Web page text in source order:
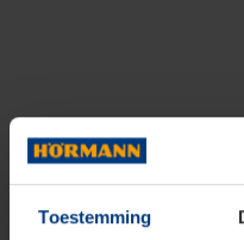
Toestemming